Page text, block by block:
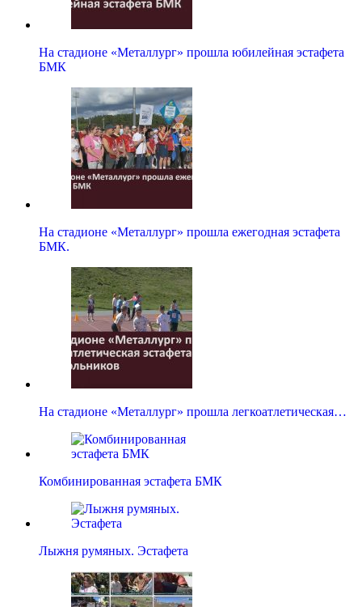
На стадионе «Металлург» прошла юбилейная эстафета
БМК
На стадионе «Металлург» прошла ежегодная эстафета
БМК.
На стадионе «Металлург» прошла легкоатлетическая…
Комбинированная эстафета БМК
Лыжня румяных. Эстафета